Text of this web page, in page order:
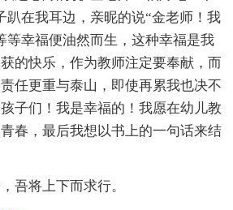
趴在我耳边，亲昵的说“金老师！我
幸福便油然而生，这种幸福是我
的快乐，作为教师注定要奉献，而
任更重与泰山，即使再累我也决不
子们！我是幸福的！我愿在幼儿教
春，最后我想以书上的一句话来结
吾将上下而求行。